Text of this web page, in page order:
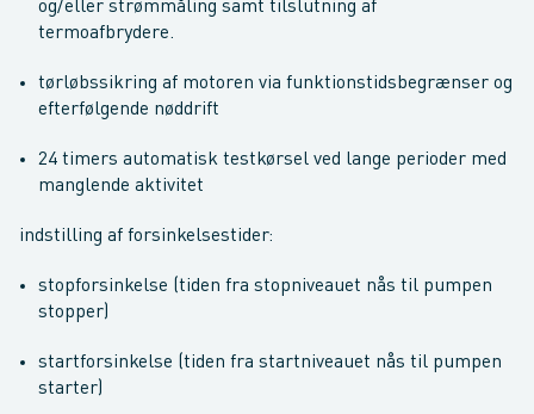
og/eller strømmåling samt tilslutning af
termoafbrydere.
tørløbssikring af motoren via funktionstidsbegrænser og
efterfølgende nøddrift
24 timers automatisk testkørsel ved lange perioder med
manglende aktivitet
indstilling af forsinkelsestider:
stopforsinkelse (tiden fra stopniveauet nås til pumpen
stopper)
startforsinkelse (tiden fra startniveauet nås til pumpen
starter)